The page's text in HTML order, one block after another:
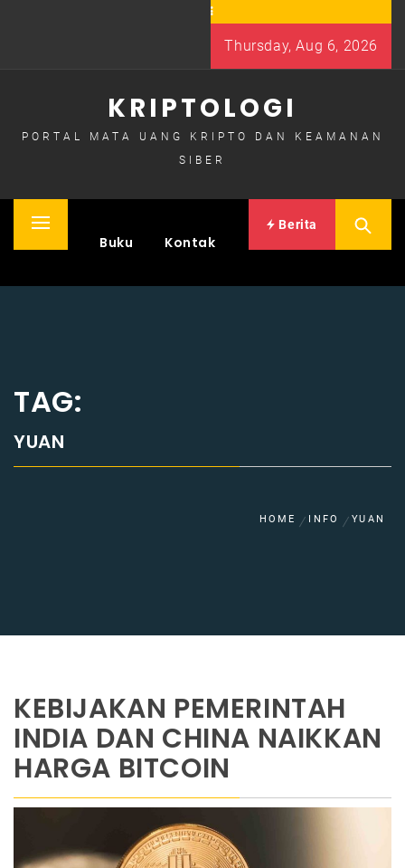
Thursday, Aug 6, 2026
KRIPTOLOGI
PORTAL MATA UANG KRIPTO DAN KEAMANAN
SIBER
Primary
Buku Kontak
Berita
TAG:
YUAN
HOME INFO YUAN
KEBIJAKAN PEMERINTAH
INDIA DAN CHINA NAIKKAN
HARGA BITCOIN